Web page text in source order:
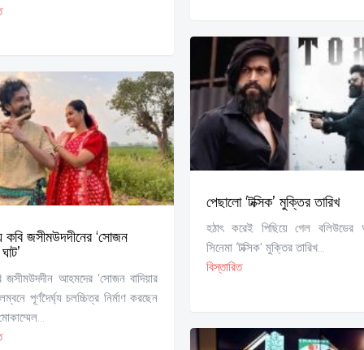
কবি জসীমউদদীনের ‘সোজন
জসীমউদদীন আহমদের ‘সোজন বাদিয়ার
পূর্ণদৈর্ঘ্য চলচ্চিত্র নির্মাণ করছেন
পেছালো ‘টক্সিক’ মুক্তির তারিখ
হঠাৎ করেই পিছিয়ে গেল বলিউডের
সিনেমা ‘টক্সিক’ মুক্তির তারিখ...
বিস্তারিত